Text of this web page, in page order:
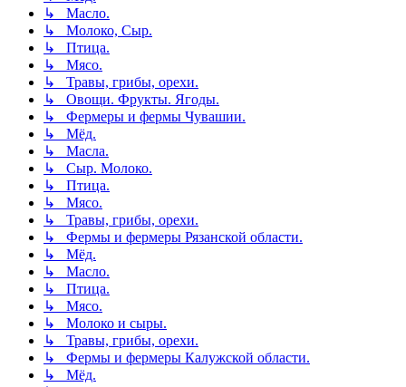
↳ Масло.
↳ Молоко, Сыр.
↳ Птица.
↳ Мясо.
↳ Травы, грибы, орехи.
↳ Овощи. Фрукты. Ягоды.
↳ Фермеры и фермы Чувашии.
↳ Мёд.
↳ Масла.
↳ Сыр. Молоко.
↳ Птица.
↳ Мясо.
↳ Травы, грибы, орехи.
↳ Фермы и фермеры Рязанской области.
↳ Мёд.
↳ Масло.
↳ Птица.
↳ Мясо.
↳ Молоко и сыры.
↳ Травы, грибы, орехи.
↳ Фермы и фермеры Калужской области.
↳ Мёд.